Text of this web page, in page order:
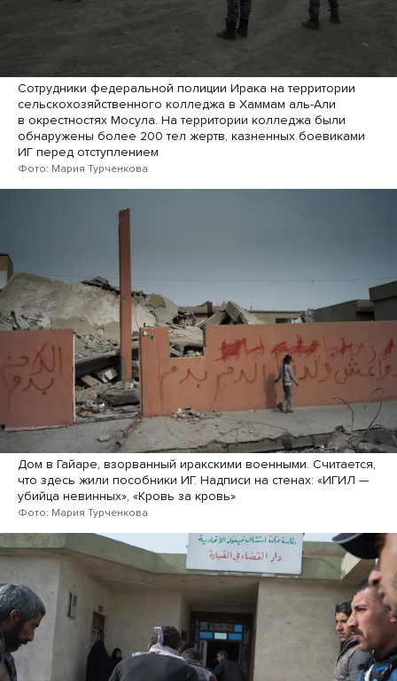
Сотрудники федеральной полиции Ирака на территории
сельскохозяйственного колледжа в Хаммам аль-Али
в окрестностях Мосула. На территории колледжа были
обнаружены более 200 тел жертв, казненных боевиками
ИГ перед отступлением
Фото: Мария Турченкова
Дом в Гайаре, взорванный иракскими военными. Считается,
что здесь жили пособники ИГ. Надписи на стенах: «ИГИЛ —
убийца невинных», «Кровь за кровь»
Фото: Мария Турченкова